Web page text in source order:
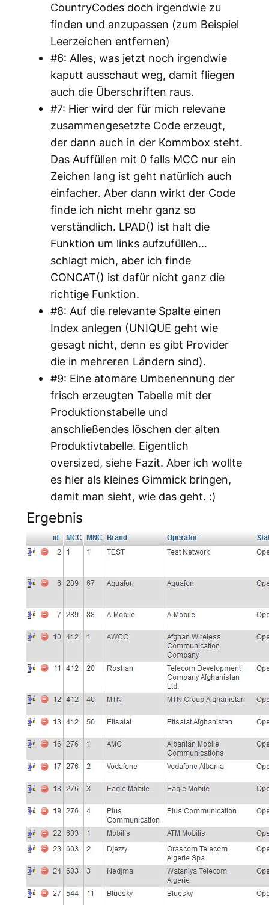
CountryCodes doch irgendwie zu
finden und anzupassen (zum Beispiel
Leerzeichen entfernen)
#6: Alles, was jetzt noch irgendwie
kaputt ausschaut weg, damit fliegen
auch die Überschriften raus.
#7: Hier wird der für mich relevane
zusammengesetzte Code erzeugt,
der dann auch in der Kommbox steht.
Das Auffüllen mit 0 falls MCC nur ein
Zeichen lang ist geht natürlich auch
einfacher. Aber dann wirkt der Code
finde ich nicht mehr ganz so
verständlich. LPAD() ist halt die
Funktion um links aufzufüllen…
schlagt mich, aber ich finde
CONCAT() ist dafür nicht ganz die
richtige Funktion.
#8: Auf die relevante Spalte einen
Index anlegen (UNIQUE geht wie
gesagt nicht, denn es gibt Provider
die in mehreren Ländern sind).
#9: Eine atomare Umbenennung der
frisch erzeugten Tabelle mit der
Produktionstabelle und
anschließendes löschen der alten
Produktivtabelle. Eigentlich
oversized, siehe Fazit. Aber ich wollte
es hier als kleines Gimmick bringen,
damit man sieht, wie das geht. :)
Ergebnis